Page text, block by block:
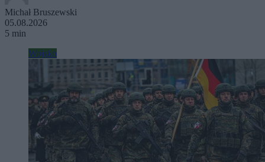
Michał Bruszewski
05.08.2026
5 min
Wojsko